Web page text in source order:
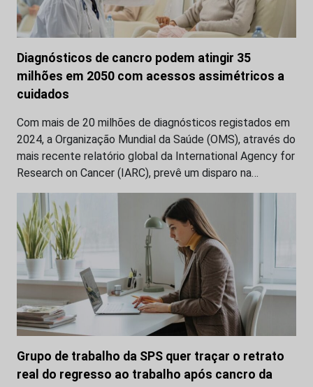
Diagnósticos de cancro podem atingir 35
milhões em 2050 com acessos assimétricos a
cuidados
Com mais de 20 milhões de diagnósticos registados em
2024, a Organização Mundial da Saúde (OMS), através do
mais recente relatório global da International Agency for
Research on Cancer (IARC), prevê um disparo na…
Grupo de trabalho da SPS quer traçar o retrato
real do regresso ao trabalho após cancro da